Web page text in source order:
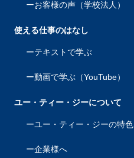
お客様の声（学校法人）
使える仕事のはなし
テキストで学ぶ
動画で学ぶ（YouTube）
ユー・ティー・ジーについて
ユー・ティー・ジーの特色
企業様へ